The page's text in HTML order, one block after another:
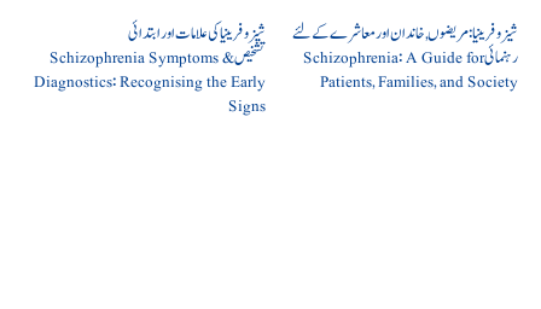
شیزوفرینیا: مریضوں, خاندان اور معاشرے کے لئے
رہنمائی Schizophrenia: A Guide for
Patients, Families, and Society
شیزوفرینیا کی علامات اور ابتدائی
تشخیص Schizophrenia Symptoms &
Diagnostics: Recognising the Early
Signs